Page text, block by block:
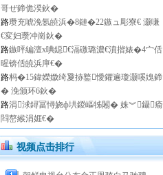
哥ぜ鍗佹湀鈥�
路瓒充唬浼氬皢浜�8鏈�22鏃ュ彫寮€ 灏嗛
€変妇瓒冲崗鈥�
路鏃呯編澶х唺鐚€滆礉璐濃€濆揩婊�4宀佸
暒锛佸皢浜庘€�
路杩�15鍏嬫媺绮夐捇鐜懓鑺遍瓊灏嗘媿鍗
� 浼颁环6鈥�
路涓浗鐞冨憳娆ф垬鍐嶇牬闂� 姝︾鑷瘉
閰嶅緱涓娾€�
视频点击排行